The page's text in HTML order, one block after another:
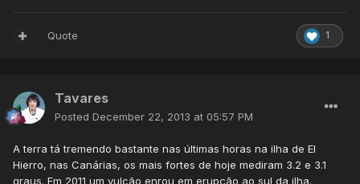
1
Quote
Tavares
Posted December 22, 2013 at 05:57 PM
A terra tá tremendo bastante nas últimas horas na ilha de El
Hierro, nas Canárias, os mais fortes de hoje mediram 3.2 e 3.1
graus. Em 2011 um vulcão enrou em erupção ao sul da ilha.